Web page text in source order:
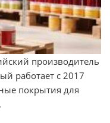
производитель
работает с 2017
покрытия для